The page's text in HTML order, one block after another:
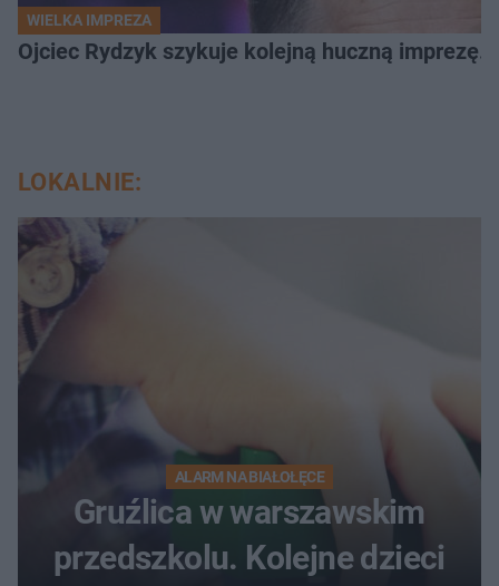
WIELKA IMPREZA
Ojciec Rydzyk szykuje kolejną huczną imprezę.
LOKALNIE:
ALARM NA BIAŁOŁĘCE
Gruźlica w warszawskim
przedszkolu. Kolejne dzieci